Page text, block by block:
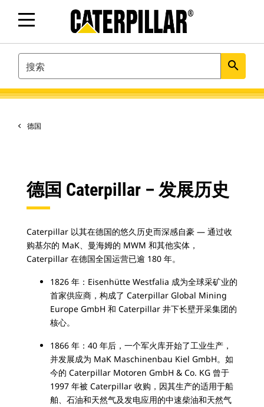
SEARCH search
德国
德国 Caterpillar – 发展历史
Caterpillar 以其在德国的悠久历史而深感自豪 — 通过收
购基尔的 MaK、曼海姆的 MWM 和其他实体，
Caterpillar 在德国全国运营已逾 180 年。
1826 年：Eisenhütte Westfalia 成为全球采矿业的
首家供应商，构成了 Caterpillar Global Mining
Europe GmbH 和 Caterpillar 井下长壁开采集团的
核心。
1866 年：40 年后，一个军火库开始了工业生产，
并发展成为 MaK Maschinenbau Kiel GmbH。如
今的 Caterpillar Motoren GmbH & Co. KG 曾于
1997 年被 Caterpillar 收购，因其生产的适用于船
舶、石油和天然气及发电应用的中速柴油和天然气